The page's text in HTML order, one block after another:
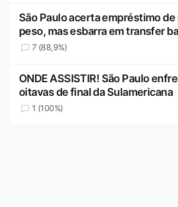
São Paulo acerta empréstimo
peso, mas esbarra em transfer
7 (88,9%)
ONDE ASSISTIR! São Paulo
oitavas de final da Sulamericana
1 (100%)